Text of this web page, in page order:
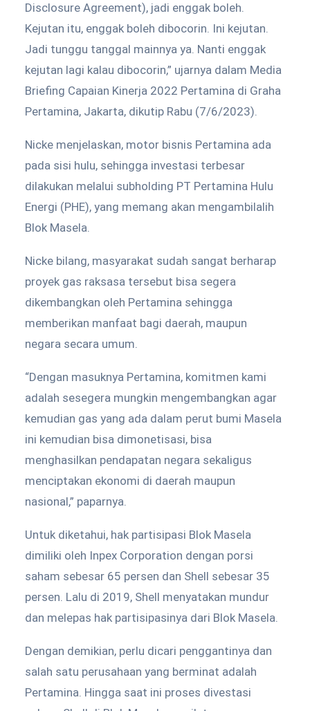
Disclosure Agreement), jadi enggak boleh.
Kejutan itu, enggak boleh dibocorin. Ini kejutan.
Jadi tunggu tanggal mainnya ya. Nanti enggak
kejutan lagi kalau dibocorin,” ujarnya dalam Media
Briefing Capaian Kinerja 2022 Pertamina di Graha
Pertamina, Jakarta, dikutip Rabu (7/6/2023).
Nicke menjelaskan, motor bisnis Pertamina ada
pada sisi hulu, sehingga investasi terbesar
dilakukan melalui subholding PT Pertamina Hulu
Energi (PHE), yang memang akan mengambilalih
Blok Masela.
Nicke bilang, masyarakat sudah sangat berharap
proyek gas raksasa tersebut bisa segera
dikembangkan oleh Pertamina sehingga
memberikan manfaat bagi daerah, maupun
negara secara umum.
“Dengan masuknya Pertamina, komitmen kami
adalah sesegera mungkin mengembangkan agar
kemudian gas yang ada dalam perut bumi Masela
ini kemudian bisa dimonetisasi, bisa
menghasilkan pendapatan negara sekaligus
menciptakan ekonomi di daerah maupun
nasional,” paparnya.
Untuk diketahui, hak partisipasi Blok Masela
dimiliki oleh Inpex Corporation dengan porsi
saham sebesar 65 persen dan Shell sebesar 35
persen. Lalu di 2019, Shell menyatakan mundur
dan melepas hak partisipasinya dari Blok Masela.
Dengan demikian, perlu dicari penggantinya dan
salah satu perusahaan yang berminat adalah
Pertamina. Hingga saat ini proses divestasi